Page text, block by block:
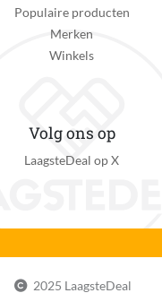
Populaire producten
Merken
Winkels
Volg ons op
LaagsteDeal op X
2025 LaagsteDeal